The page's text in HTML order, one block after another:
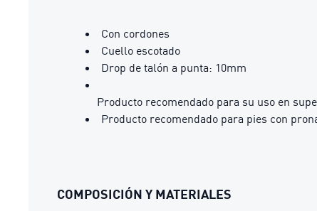
Con cordones
Cuello escotado
Drop de talón a punta: 10mm
Producto recomendado para su uso en
Producto recomendado para pies con
COMPOSICIÓN Y MATERIALES